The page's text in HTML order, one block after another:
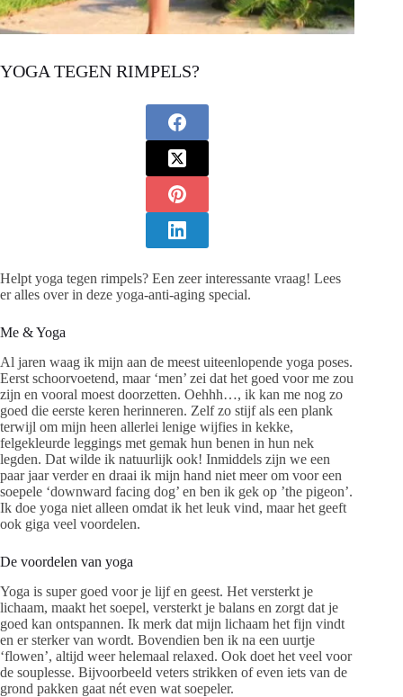
YOGA TEGEN RIMPELS?
Helpt yoga tegen rimpels? Een zeer interessante vraag! Lees
er alles over in deze yoga-anti-aging special.
Me & Yoga
Al jaren waag ik mijn aan de meest uiteenlopende yoga poses.
Eerst schoorvoetend, maar ‘men’ zei dat het goed voor me zou
zijn en vooral moest doorzetten. Oehhh…, ik kan me nog zo
goed die eerste keren herinneren. Zelf zo stijf als een plank
terwijl om mijn heen allerlei lenige wijfies in kekke,
felgekleurde leggings met gemak hun benen in hun nek
legden. Dat wilde ik natuurlijk ook! Inmiddels zijn we een
paar jaar verder en draai ik mijn hand niet meer om voor een
soepele ‘downward facing dog’ en ben ik gek op ’the pigeon’.
Ik doe yoga niet alleen omdat ik het leuk vind, maar het geeft
ook giga veel voordelen.
De voordelen van yoga
Yoga is super goed voor je lijf en geest. Het versterkt je
lichaam, maakt het soepel, versterkt je balans en zorgt dat je
goed kan ontspannen. Ik merk dat mijn lichaam het fijn vindt
en er sterker van wordt. Bovendien ben ik na een uurtje
‘flowen’, altijd weer helemaal relaxed. Ook doet het veel voor
de souplesse. Bijvoorbeeld veters strikken of even iets van de
grond pakken gaat nét even wat soepeler.